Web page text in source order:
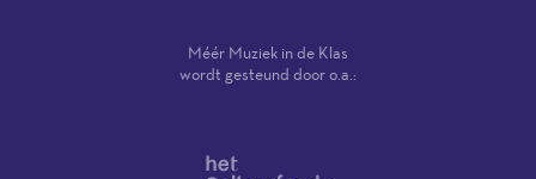
Méér Muziek in de Klas
wordt gesteund door o.a.: